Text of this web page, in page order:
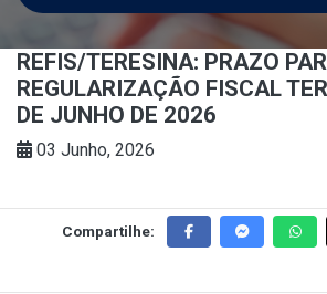
REFIS/TERESINA: PRAZO
REGULARIZAÇÃO FISCAL
DE JUNHO DE 2026
03 Junho, 2026
Compartilhe: